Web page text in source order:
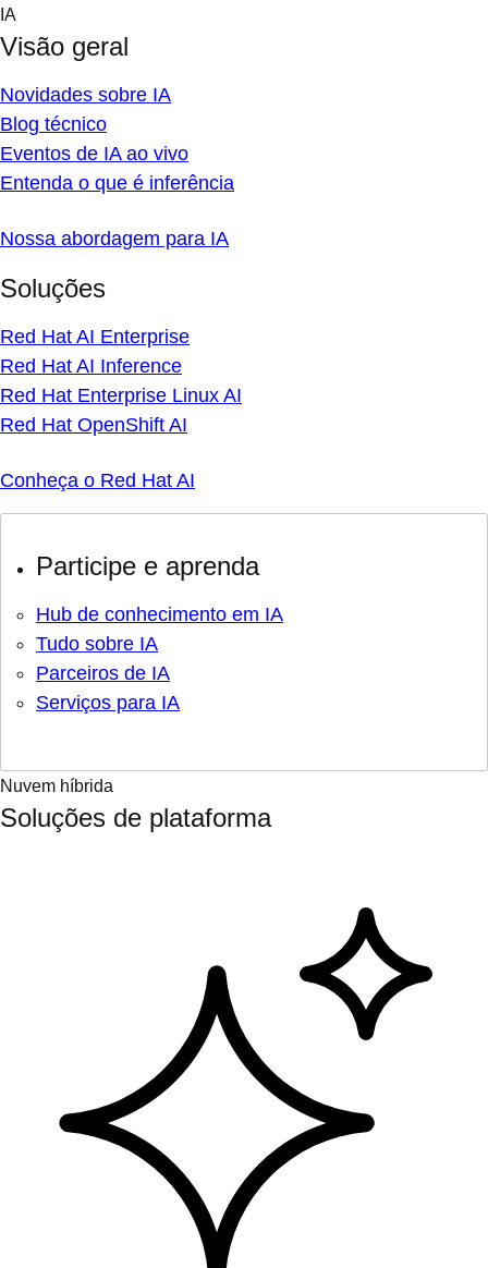
Skip
content
IA
Visão geral
Novidades sobre IA
Blog técnico
Eventos de IA ao vivo
Entenda o que é inferência
Nossa abordagem para IA
Soluções
Red Hat AI Enterprise
Red Hat AI Inference
Red Hat Enterprise Linux AI
Red Hat OpenShift AI
Conheça o Red Hat AI
Participe e aprenda
Hub de conhecimento em IA
Tudo sobre IA
Parceiros de IA
Serviços para IA
Nuvem híbrida
Soluções de plataforma